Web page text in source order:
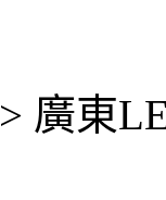
> 廣東